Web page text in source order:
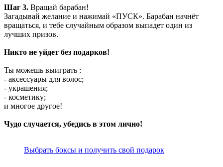
Шаг 3. Вращай барабан!
Загадывай желание и нажимай «ПУСК». Барабан начнёт
вращаться, и тебе случайным образом выпадет один из
лучших призов.
Никто не уйдет без подарков!
Ты можешь выиграть :
- аксессуары для волос;
- украшения;
- косметику;
и многое другое!
Чудо случается, убедись в этом лично!
Выбрать боксы и получить свой подарок